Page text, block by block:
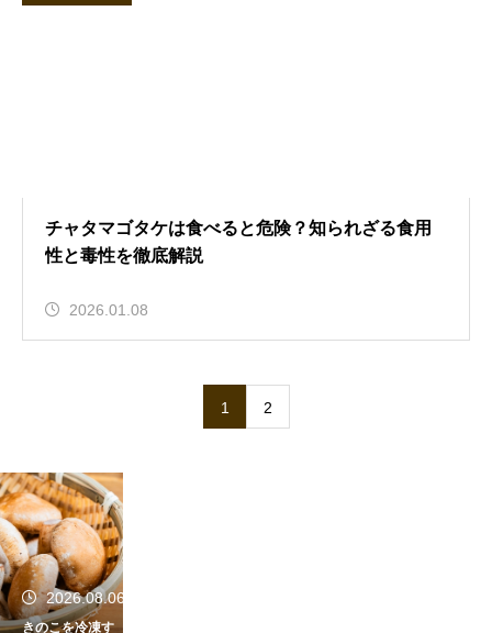
チャタマゴタケは食べると危険？知られざる食用
性と毒性を徹底解説
2026.01.08
1 2
2026.08.06
きのこを冷凍す